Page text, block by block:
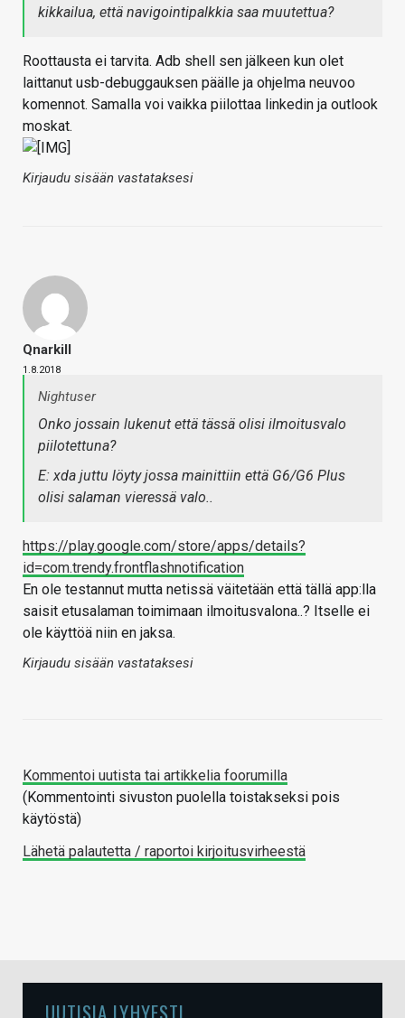
kikkailua, että navigointipalkkia saa muutettua?
Roottausta ei tarvita. Adb shell sen jälkeen kun olet
laittanut usb-debuggauksen päälle ja ohjelma neuvoo
komennot. Samalla voi vaikka piilottaa linkedin ja outlook
moskat.
Kirjaudu sisään vastataksesi
Qnarkill
1.8.2018
Nightuser
Onko jossain lukenut että tässä olisi ilmoitusvalo
piilotettuna?
E: xda juttu löyty jossa mainittiin että G6/G6 Plus
olisi salaman vieressä valo..
https://play.google.com/store/apps/details?
id=com.trendy.frontflashnotification
En ole testannut mutta netissä väitetään että tällä app:lla
saisit etusalaman toimimaan ilmoitusvalona..? Itselle ei
ole käyttöä niin en jaksa.
Kirjaudu sisään vastataksesi
Kommentoi uutista tai artikkelia foorumilla
(Kommentointi sivuston puolella toistakseksi pois
käytöstä)
Lähetä palautetta / raportoi kirjoitusvirheestä
UUTISIA LYHYESTI